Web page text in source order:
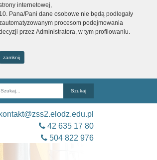
internetowej,
10. Pana/Pani dane osobowe nie będą podlegały
procesom podejmowania
przez Administratora, w tym profilowaniu.
zamknij
kontakt@zss2.elodz.edu.pl
42 635 17 80
504 822 976